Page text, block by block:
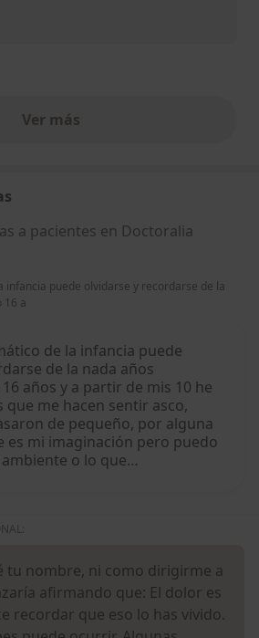
Ver másopiniones anteriores
a pacientes en Doctoralia
infancia puede olvidarse y recordarse de la
16 a
de la infancia puede
de la nada años
años y a partir de mis 10 he
que me hacen sentir asco,
de pequeño, por alguna
es mi imaginación pero puedo
o lo que…
tu nombre, ni como dirigirme a
afirmando que: El dolor es
recordar que eso lo has vivido.